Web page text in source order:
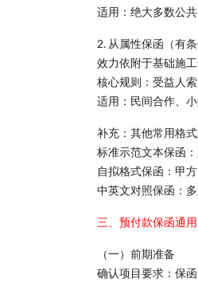
适用：绝大多数公
2. 从属性保函（有条
效力依附于基础施
核心规则：受益人
适用：民间合作、
补充：其他常用格
标准示范文本保函
自拟格式保函：甲
中英文对照保函：
三、预付款保函通
（一）前期准备
确认项目要求：保